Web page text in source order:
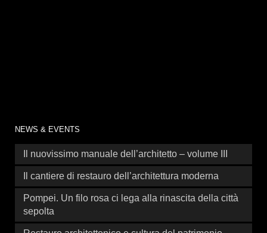
NEWS & EVENTS
Il nuovissimo manuale dell’architetto – volume III
Il cantiere di restauro dell’architettura moderna
Pompei. Un filo rosa ci lega alla rinascita della città
sepolta